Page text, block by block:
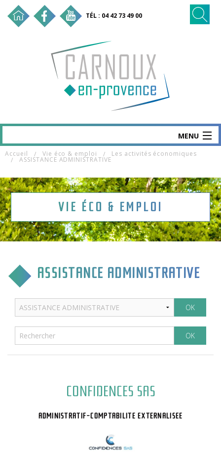
TÉL : 04 42 73 49 00
MENU
CARNOUX
MAIRIE & SERVICES
SANTÉ & SOCIAL
VIE ÉCO & EMPLOI
CULTURE & COMMUNICATION
VIE ASSOCIATIVE
ENVIRONNEMENT & QUALITÉ
Accueil Vie éco & emploi Les activités économiques
ASSISTANCE ADMINISTRATIVE
VIE ÉCO & EMPLOI
ASSISTANCE ADMINISTRATIVE
CONFIDENCES SAS
ADMINISTRATIF-COMPTABILITE EXTERNALISEE